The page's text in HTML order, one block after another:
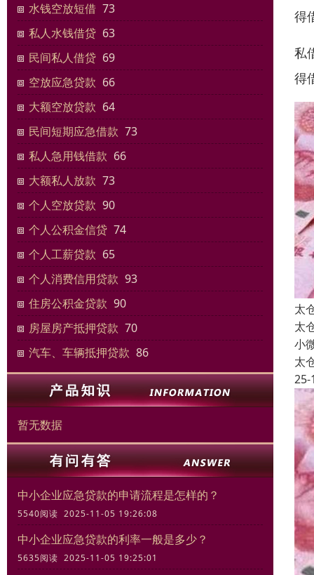
水钱空放短借 73
私人水钱借贷 63
民间私人借贷 69
空放应急贷款 66
大额空放贷款 64
民间短期应急借款 73
私人急用钱借款 66
大额私人放款 73
个人空放贷款 90
个人公积金信贷 74
个人工薪贷款 65
个人消费信用贷款 93
住房公积金贷款 90
房屋房产抵押贷款 70
汽车、车辆抵押贷款 86
暂无数据
中小企业应急贷款的申请流程是怎样的？
5540阅读 2025-11-05 19:26:08
中小企业应急贷款的利率一般是多少？
5635阅读 2025-11-05 19:25:01
得
私
得
太
太
小
太
25-